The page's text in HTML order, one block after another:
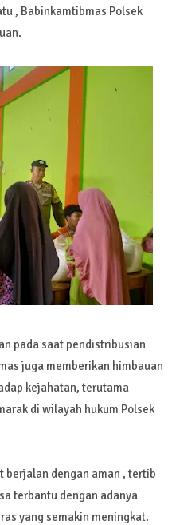
, Babinkamtibmas Polsek
pada saat pendistribusian
juga memberikan himbauan
kejahatan, terutama
di wilayah hukum Polsek
berjalan dengan aman , tertib
terbantu dengan adanya
yang semakin meningkat.